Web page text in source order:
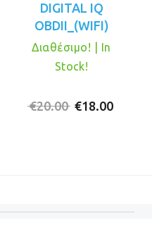
DIGITAL IQ
OBDII_(WIFI)
€20.00 Original
€18.00
Διαθέσιμο! | In
Stock!